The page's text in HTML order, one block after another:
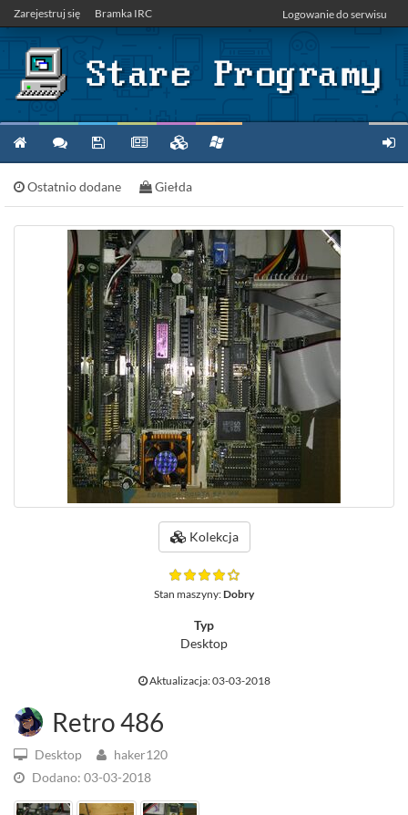
Zarejestruj się Bramka IRC Logowanie do serwisu
Ostatnio dodane Giełda
Kolekcja
Stan maszyny:Dobry
Typ
Desktop
Aktualizacja: 03-03-2018
Retro 486
Desktop
haker120
Dodano: 03-03-2018